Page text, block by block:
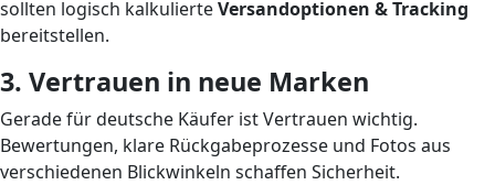
sollten logisch kalkulierteVersandoptionen & Tracking
bereitstellen.
3. Vertrauen in neue Marken
Gerade für deutsche Käufer ist Vertrauen wichtig.
Bewertungen, klare Rückgabeprozesse und Fotos aus
verschiedenen Blickwinkeln schaffen Sicherheit.